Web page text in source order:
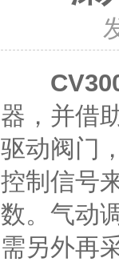
器，并借
驱动阀门
控制信号
数。气动
需另外再